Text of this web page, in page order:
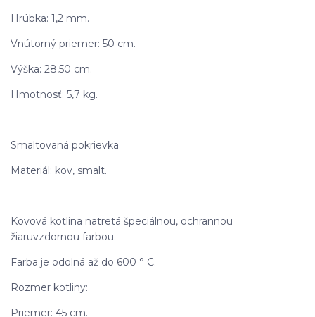
Hrúbka: 1,2 mm.
Vnútorný priemer: 50 cm.
Výška: 28,50 cm.
Hmotnosť: 5,7 kg.
Smaltovaná pokrievka
Materiál: kov, smalt.
Kovová kotlina natretá špeciálnou, ochrannou
žiaruvzdornou farbou.
Farba je odolná až do 600 ° C.
Rozmer kotliny:
Priemer: 45 cm.